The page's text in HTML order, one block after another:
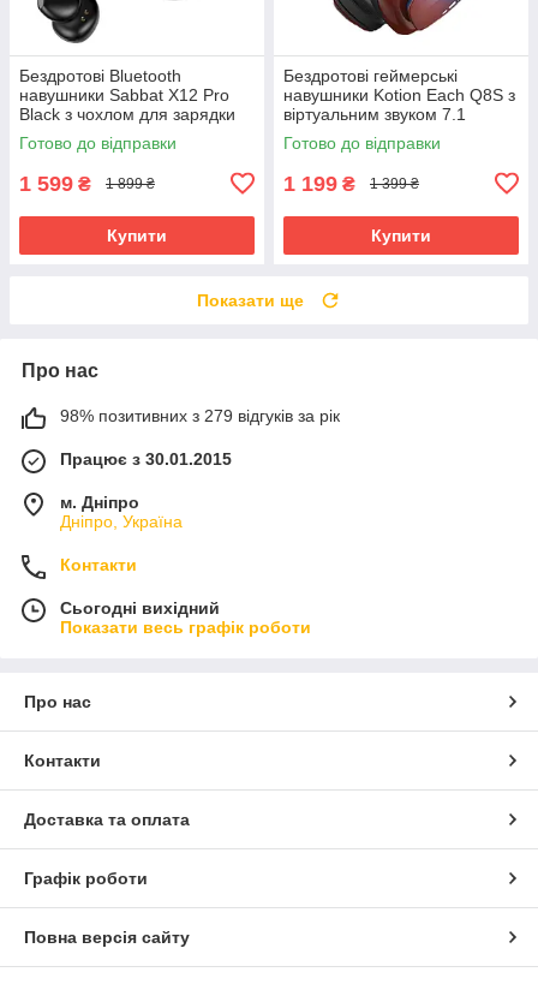
Бездротові Bluetooth
навушники Sabbat X12 Pro
Black з чохлом для зарядки
750 мАг (Чорний)
Готово до відправки
1 599 ₴ 1 899 ₴
Купити
Бездротові геймерські
навушники Kotion Each Q8S з
віртуальним звуком 7.1
(Червоно-синій)
Готово до відправки
1 199 ₴ 1 399 ₴
Купити
Показати ще
Про нас
98% позитивних з 279 відгуків за рік
Працює з 30.01.2015
м. Дніпро
Дніпро, Україна
Контакти
Сьогодні вихідний
Показати весь графік роботи
Про нас
Контакти
Доставка та оплата
Графік роботи
Повна версія сайту